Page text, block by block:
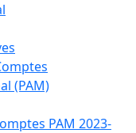
(PAM)
PAM 2023-